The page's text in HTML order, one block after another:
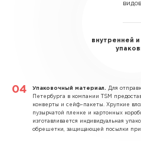
видов
внутренней
Упаковочный материал.
Для
Петербурга в компании TSM
конверты и сейф–пакеты. Хрупкие
пузырчатой пленке и картонных
изготавливается индивидуальная
обрешетки, защищающей посылки при